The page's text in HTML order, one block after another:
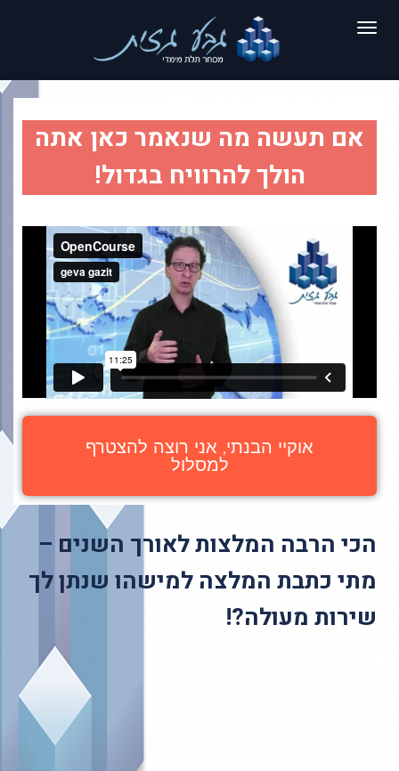
תפריט
אם תעשה מה שנאמר כאן אתה
הולך להרוויח בגדול!
אוקיי הבנתי, אני רוצה להצטרף
למסלול
הכי הרבה המלצות לאורך השנים –
מתי כתבת המלצה למישהו שנתן לך
שירות מעולה?!